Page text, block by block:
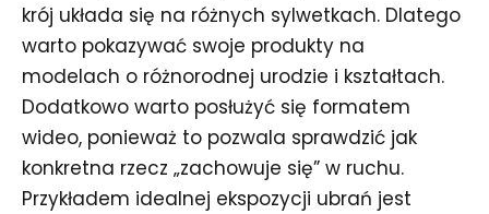
krój układa się na różnych sylwetkach. Dlatego
warto pokazywać swoje produkty na
modelach o różnorodnej urodzie i kształtach.
Dodatkowo warto posłużyć się formatem
wideo, ponieważ to pozwala sprawdzić jak
konkretna rzecz „zachowuje się” w ruchu.
Przykładem idealnej ekspozycji ubrań jest